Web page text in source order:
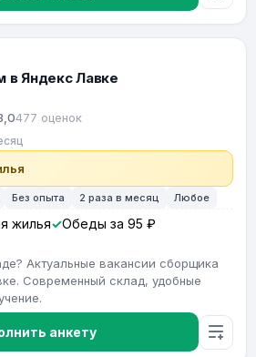
в Яндекс Лавке
477 оценок
Без опыта 2 раза в месяц Любое
жилья
Обеды за 95 ₽
Актуальные вакансии сборщика
Современный склад, удобные
анкету